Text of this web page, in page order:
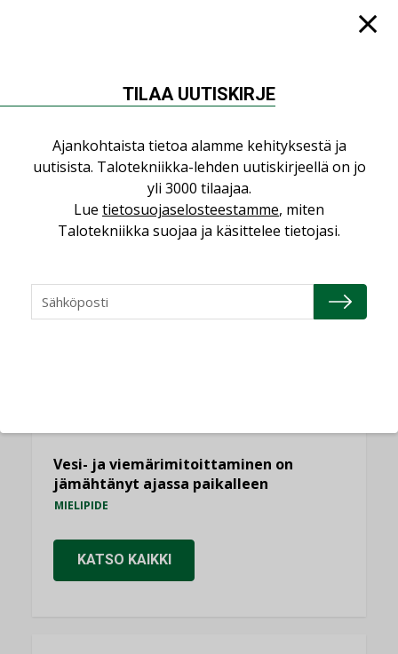
Puheista tekoihin – uusin teknologia
käyttöön kiinteistöissä
KOLUMNI
Yli miljoona kotia on vailla toimivaa
Vesi- ja viemärimitoittaminen on
jämähtänyt ajassa paikalleen
MIELIPIDE
KATSO KAIKKI
TILAA UUTISKIRJE
Ajankohtaista tietoa alamme kehityksestä ja
uutisista. Talotekniikka-lehden uutiskirjeellä on jo
yli 3000 tilaajaa.
Lue tietosuojaselosteestamme, miten
Talotekniikka suojaa ja käsittelee tietojasi.